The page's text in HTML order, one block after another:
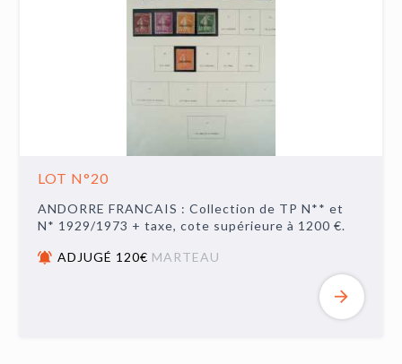
LOT N°20
ANDORRE FRANCAIS : Collection de TP N** et
N* 1929/1973 + taxe, cote supérieure à 1200 €.
ADJUGÉ 120€ MARTEAU